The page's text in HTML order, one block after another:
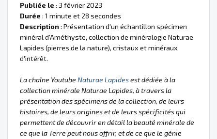
Publiée le : 3 février 2023
Durée : 1 minute et 28 secondes
Description : Présentation d'un échantillon spécimen
minéral d'Améthyste, collection de minéralogie Naturae
Lapides (pierres de la nature), cristaux et minéraux
d'intérêt.
La chaîne Youtube Naturae Lapidesest dédiée à la
collection minérale Naturae Lapides, à travers la
présentation des spécimens de la collection, de leurs
histoires, de leurs origines et de leurs spécificités qui
permettent de découvrir en détail la beauté minérale de
ce que la Terre peut nous offrir, et de ce que le génie